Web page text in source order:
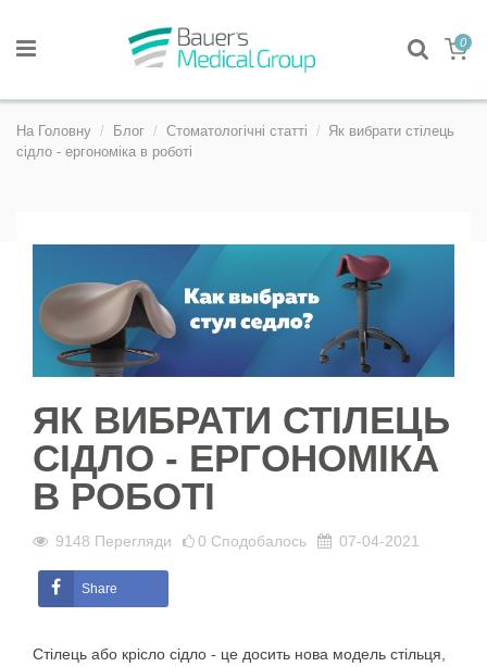
0
На Головну Блог Стоматологічні статті
Як вибрати стілець
сідло - ергономіка в роботі
ЯК ВИБРАТИ СТІЛЕЦЬ
СІДЛО - ЕРГОНОМІКА
В РОБОТІ
9148 Перегляди 0 Сподобалось 07-04-2021
Share
Стілець або крісло сідло - це досить нова модель стільця,